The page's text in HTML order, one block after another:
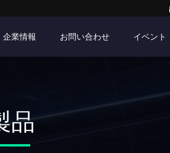
企業情報 お問い合わせ イベント
品